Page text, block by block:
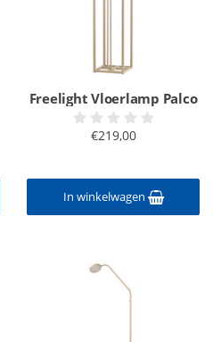
Freelight Vloerlamp Palco
€219,00
In winkelwagen